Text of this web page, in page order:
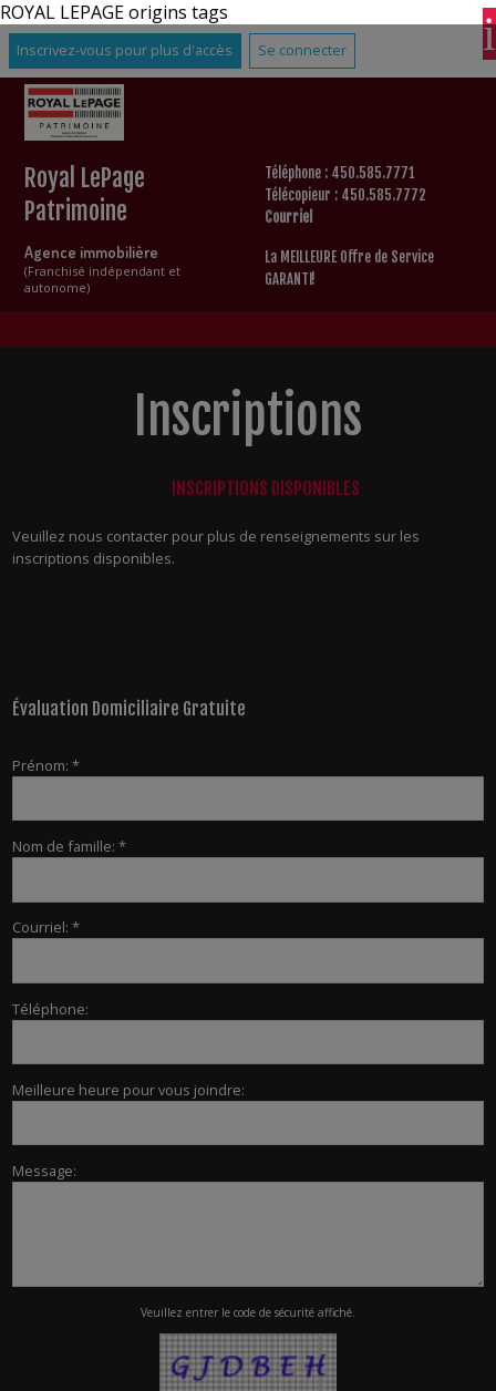
ROYAL LEPAGE origins tags
Inscrivez-vous pour plus d'accès Se connecter
Royal LePage
Patrimoine
Agence immobilière
(Franchisé indépendant et
autonome)
Téléphone : 450.585.7771
Télécopieur : 450.585.7772
Courriel
La MEILLEURE Offre de Service
GARANTI!
Inscriptions
INSCRIPTIONS DISPONIBLES
Veuillez nous contacter pour plus de renseignements sur les
inscriptions disponibles.
Évaluation Domiciliaire Gratuite
Prénom: *
Nom de famille: *
Courriel: *
Téléphone:
Meilleure heure pour vous joindre:
Message:
Veuillez entrer le code de sécurité affiché.